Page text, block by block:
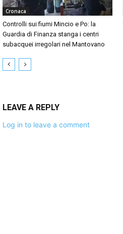
Cronaca
Controlli sui fiumi Mincio e Po: la
Guardia di Finanza stanga i centri
subacquei irregolari nel Mantovano
LEAVE A REPLY
Log in to leave a comment